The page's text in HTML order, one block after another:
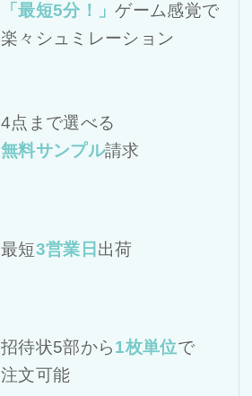
「最短5分！」ゲーム感覚で
楽々シュミレーション
4点まで選べる
無料サンプル請求
最短3営業日 出荷
招待状5部から1枚単位で
注文可能